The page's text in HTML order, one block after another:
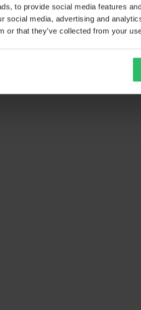
to provide social media features
social media, advertising and
or that they’ve collected from your